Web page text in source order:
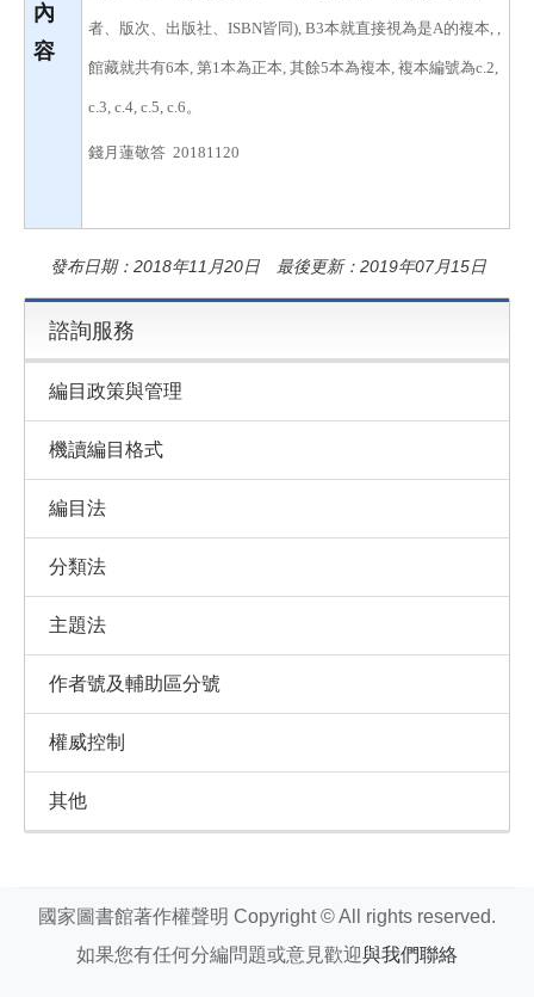
內
容
者、版次、出版社、ISBN皆同), B3本就直接視為是A的複本, ,
館藏就共有6本, 第1本為正本, 其餘5本為複本, 複本編號為c.2,
c.3, c.4, c.5, c.6。
錢月蓮敬答 20181120
發布日期：2018年11月20日 最後更新：2019年07月15日
諮詢服務
編目政策與管理
機讀編目格式
編目法
分類法
主題法
作者號及輔助區分號
權威控制
其他
國家圖書館著作權聲明 Copyright © All rights reserved.
如果您有任何分編問題或意見歡迎與我們聯絡